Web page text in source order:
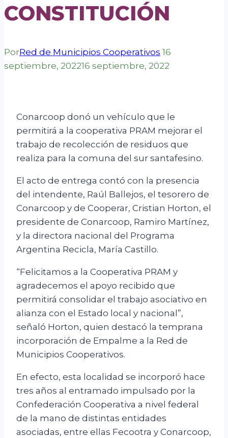
CONSTITUCIÓN
PorRed de Municipios Cooperativos 16
septiembre, 202216 septiembre, 2022
Conarcoop donó un vehículo que le
permitirá a la cooperativa PRAM mejorar el
trabajo de recolección de residuos que
realiza para la comuna del sur santafesino.
El acto de entrega contó con la presencia
del intendente, Raúl Ballejos, el tesorero de
Conarcoop y de Cooperar, Cristian Horton, el
presidente de Conarcoop, Ramiro Martínez,
y la directora nacional del Programa
Argentina Recicla, María Castillo.
“Felicitamos a la Cooperativa PRAM y
agradecemos el apoyo recibido que
permitirá consolidar el trabajo asociativo en
alianza con el Estado local y nacional”,
señaló Horton, quien destacó la temprana
incorporación de Empalme a la Red de
Municipios Cooperativos.
En efecto, esta localidad se incorporó hace
tres años al entramado impulsado por la
Confederación Cooperativa a nivel federal
de la mano de distintas entidades
asociadas, entre ellas Fecootra y Conarcoop,